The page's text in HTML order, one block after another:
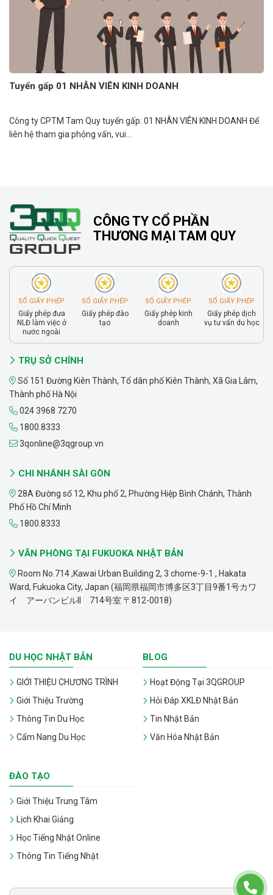
Tuyển gấp 01 NHÂN VIÊN KINH DOANH
Công ty CPTM Tam Quy tuyển gấp: 01 NHÂN VIÊN KINH DOANH Để
liên hệ tham gia phỏng vấn, vui...
CÔNG TY CỔ PHẦN
THƯƠNG MẠI TAM QUY
SỐ GIẤY PHÉP
Giấy phép đưa
NLĐ làm việc ở
nước ngoài
SỐ GIẤY PHÉP
Giấy phép đào
tạo
SỐ GIẤY PHÉP
Giấy phép kinh
doanh
SỐ GIẤY PHÉP
Giấy phép dịch
vụ tư vấn du học
TRỤ SỞ CHÍNH
Số 151 Đường Kiên Thành, Tổ dân phố Kiên Thành, Xã Gia Lâm,
Thành phố Hà Nội
024 3968 7270
1800.8333
3qonline@3qgroup.vn
CHI NHÁNH SÀI GÒN
28A Đường số 12, Khu phố 2, Phường Hiệp Bình Chánh, Thành
Phố Hồ Chí Minh
1800.8333
VĂN PHÒNG TẠI FUKUOKA NHẬT BẢN
Room No.714 ,Kawai Urban Building 2, 3 chome-9-1 , Hakata
Ward, Fukuoka City, Japan (福岡県福岡市博多区3丁目9番1号カワ
イ アーバンビルII 714号室 〒812-0018)
DU HỌC NHẬT BẢN
GIỚI THIỆU CHƯƠNG TRÌNH
Giới Thiệu Trường
Thông Tin Du Học
Cẩm Nang Du Học
BLOG
Hoạt Động Tại 3QGROUP
Hỏi Đáp XKLĐ Nhật Bản
Tin Nhật Bản
Văn Hóa Nhật Bản
ĐÀO TẠO
Giới Thiệu Trung Tâm
Lịch Khai Giảng
Học Tiếng Nhật Online
Thông Tin Tiếng Nhật